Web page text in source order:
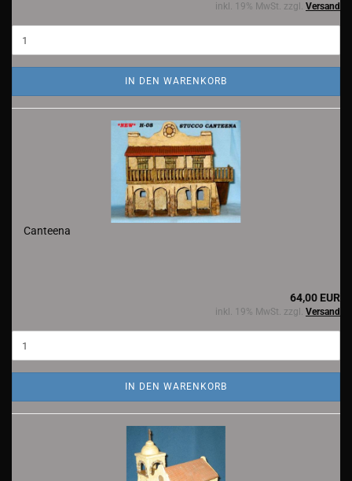
inkl. 19% MwSt. zzgl. Versand
IN DEN WARENKORB
Canteena
64,00 EUR
inkl. 19% MwSt. zzgl. Versand
IN DEN WARENKORB